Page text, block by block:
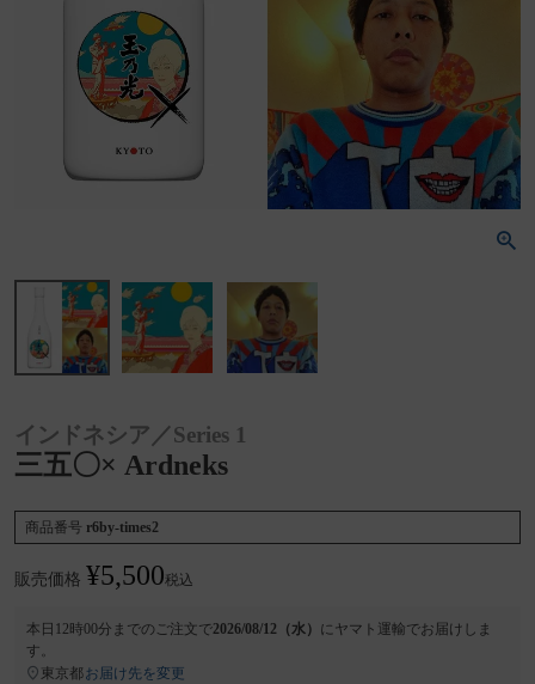
インドネシア／Series 1
三五〇× Ardneks
商品番号 r6by-times2
販売価格 ¥5,500税込
本日 12時00分 までのご注文で2026/08/12（水） に ヤマト運輸でお届けしま
す。
東京都お届け先を変更